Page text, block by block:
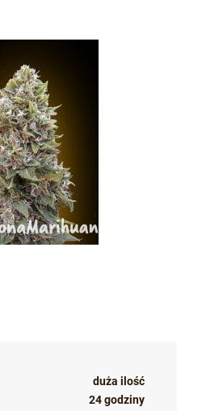
duża ilość
24 godziny